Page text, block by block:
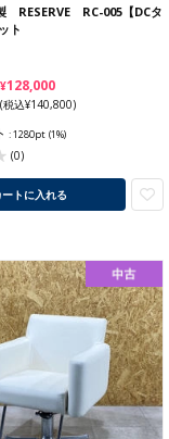
RESERVE RC-005【DCタ
ト
¥128,000
(税込¥140,800)
: 1280pt (1%)
(0)
ートに入れる